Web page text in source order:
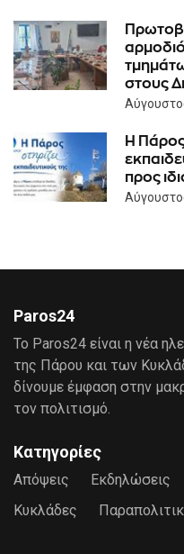
στους
Η Πάρος
προς
Paros24
Το Paros24 είναι η νέα
της Πάρου και των
δίνουμε έμφαση στην
τον πολιτισμό.
Κατηγορίες
Απόψεις Εκδηλώσεις
Κυκλάδες